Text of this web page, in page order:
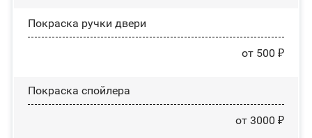
Покраска ручки двери
от 500 ₽
Покраска спойлера
от 3000 ₽